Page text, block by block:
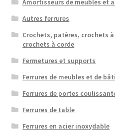
Amortisseurs de meubles et
Autres ferrures
Crochets, patères, crochets
crochets à corde
Fermetures et supports
Ferrures de meubles et de
Ferrures de portes
Ferrures de table
Ferrures en acier inoxydable